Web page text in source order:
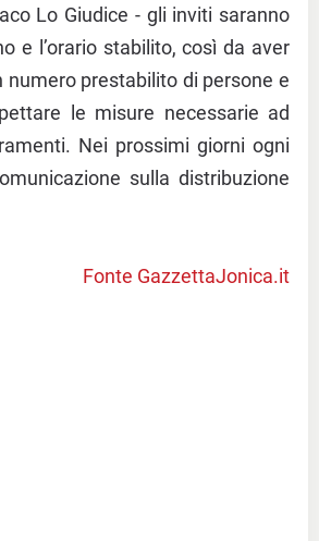
Lo Giudice - gli inviti saranno
e l’orario stabilito, così da aver
numero prestabilito di persone e
le misure necessarie ad
Nei prossimi giorni ogni
sulla distribuzione
Fonte GazzettaJonica.it